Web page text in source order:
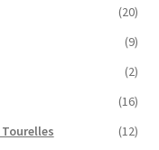
(20)
(9)
(2)
(16)
(12)